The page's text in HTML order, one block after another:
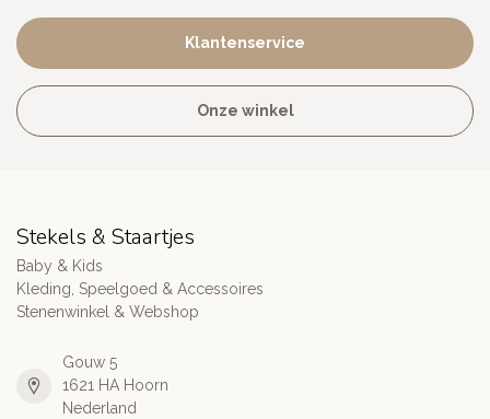
Klantenservice
Onze winkel
Stekels & Staartjes
Baby & Kids
Kleding, Speelgoed & Accessoires
Stenenwinkel & Webshop
Gouw 5
1621 HA Hoorn
Nederland